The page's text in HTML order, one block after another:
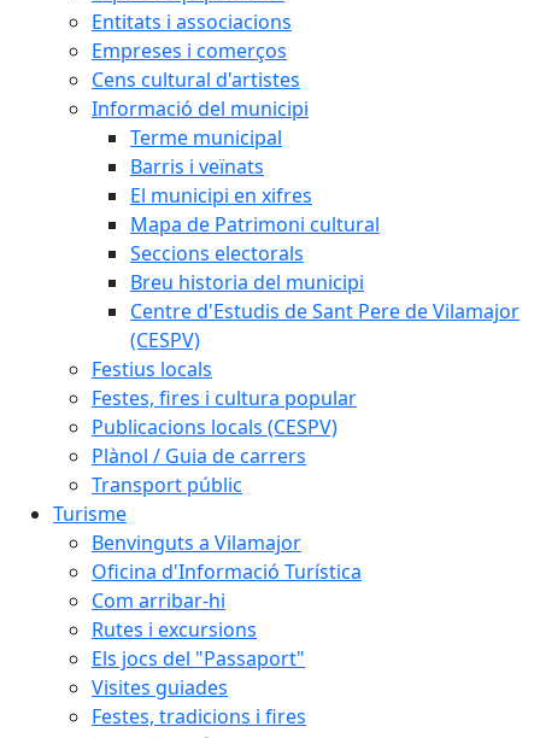
Entitats i associacions
Empreses i comerços
Cens cultural d'artistes
Informació del municipi
Terme municipal
Barris i veïnats
El municipi en xifres
Mapa de Patrimoni cultural
Seccions electorals
Breu historia del municipi
Centre d'Estudis de Sant Pere de Vilamajor
(CESPV)
Festius locals
Festes, fires i cultura popular
Publicacions locals (CESPV)
Plànol / Guia de carrers
Transport públic
Turisme
Benvinguts a Vilamajor
Oficina d'Informació Turística
Com arribar-hi
Rutes i excursions
Els jocs del "Passaport"
Visites guiades
Festes, tradicions i fires